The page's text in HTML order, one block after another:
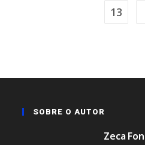
13
SOBRE O AUTOR
Zeca